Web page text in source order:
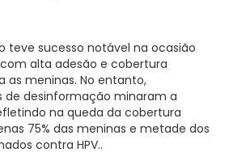
teve sucesso notável na ocasião
alta adesão e cobertura
as meninas. No entanto,
de desinformação minaram a
na queda da cobertura
75% das meninas e metade dos
contra HPV..